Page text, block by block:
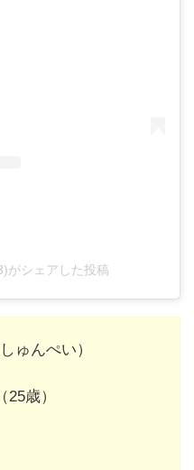
がシェアした投稿
ゅんぺい）
歳）